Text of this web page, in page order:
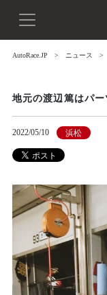
AutoRace.JP ニュース
地元の渡辺篤はパ
2022/05/10 浜松